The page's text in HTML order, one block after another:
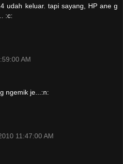
udah keluar. tapi sayang, HP ane g
:c:
AM
ngemik je...:n:
11:47:00 AM